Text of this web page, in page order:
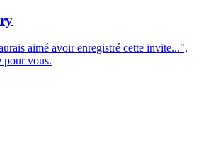
aimé avoir enregistré cette invite...",
pour vous.